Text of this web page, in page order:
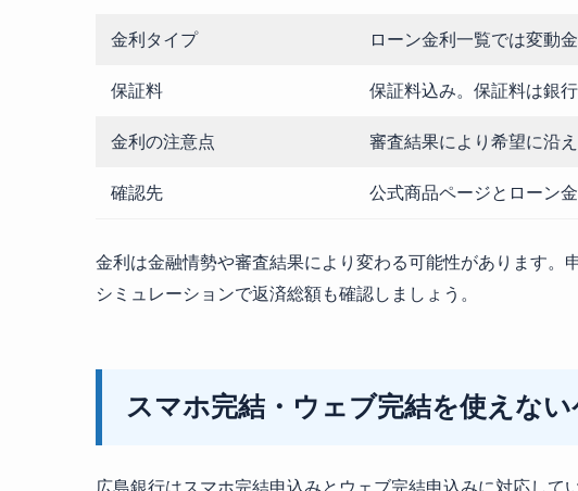
金利タイプ ローン金利一覧では変動
保証料 保証料込み。保証料は銀
金利の注意点 審査結果により希望に沿
確認先 公式商品ページとローン
金利は金融情勢や審査結果により変わる可能性があります。
シミュレーションで返済総額も確認しましょう。
スマホ完結・ウェブ完結を使えない